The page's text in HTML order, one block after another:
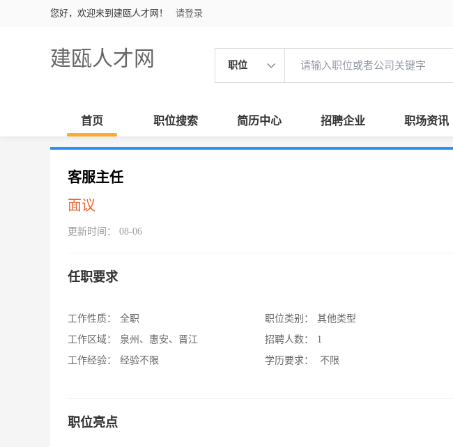
您好，欢迎来到建瓯人才网！ 请登录
建瓯人才网 职位
首页 职位搜索 简历中心 招聘企业 职场资讯
客服主任
面议
更新时间： 08-06
任职要求
工作性质：
全职
工作区域：
泉州、惠安、晋江
工作经验：
经验不限
职位类别：
其他类型
招聘人数：
1
学历要求：
不限
职位亮点